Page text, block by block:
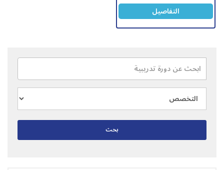
بحث
التفاصيل